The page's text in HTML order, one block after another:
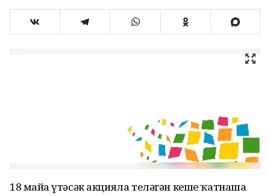
18 майҙа үтәсәк акцияла теләгән кеше ҡатнаша